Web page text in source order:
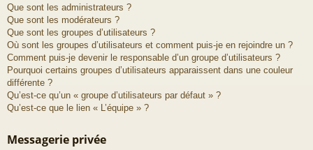
Que sont les administrateurs ?
Que sont les modérateurs ?
Que sont les groupes d’utilisateurs ?
Où sont les groupes d’utilisateurs et comment puis-je en rejoindre un ?
Comment puis-je devenir le responsable d’un groupe d’utilisateurs ?
Pourquoi certains groupes d’utilisateurs apparaissent dans une couleur
différente ?
Qu’est-ce qu’un « groupe d’utilisateurs par défaut » ?
Qu’est-ce que le lien « L’équipe » ?
Messagerie privée